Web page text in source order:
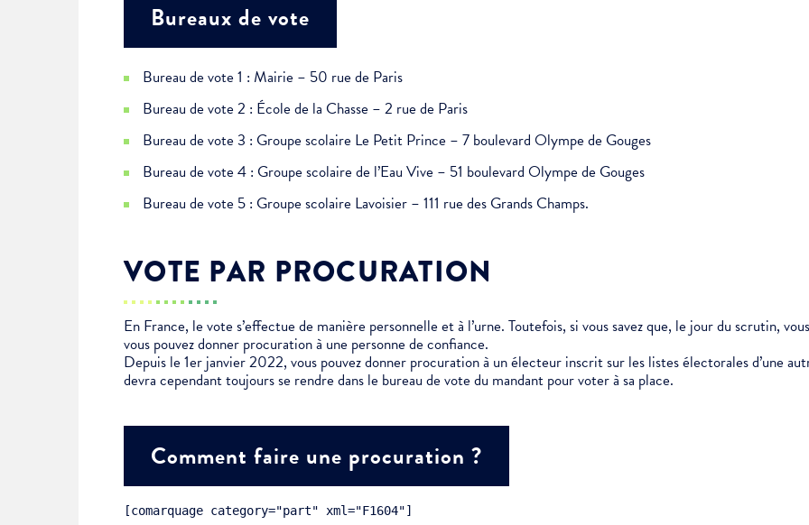
Bureaux de vote
Bureau de vote 1 : Mairie – 50 rue de Paris
Bureau de vote 2 : École de la Chasse – 2 rue de Paris
Bureau de vote 3 : Groupe scolaire Le Petit Prince – 7 boulevard Olympe de Gouges
Bureau de vote 4 : Groupe scolaire de l’Eau Vive – 51 boulevard Olympe de Gouges
Bureau de vote 5 : Groupe scolaire Lavoisier – 111 rue des Grands Champs.
VOTE PAR PROCURATION
En France, le vote s’effectue de manière personnelle et à l’urne. Toutefois, si vous savez que, le jour du scrutin,
vous pouvez donner procuration à une personne de confiance.
Depuis le 1er janvier 2022, vous pouvez donner procuration à un électeur inscrit sur les listes électorales d’une
devra cependant toujours se rendre dans le bureau de vote du mandant pour voter à sa place.
Comment faire une procuration ?
[comarquage category="part" xml="F1604"]
Alertes Mail
Newsletter Culture
Newsletter Sport et Vie associative